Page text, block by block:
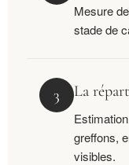
Mesure
stade de
3 La
greffons,
visibles.